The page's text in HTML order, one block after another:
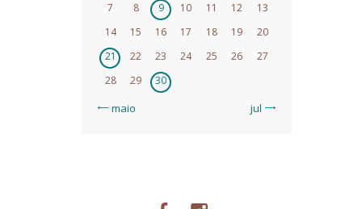
7
8 9 10 11 12
13
14
15 16 17 18 19
20
21
22 23 24 25 26
27
28
29 30
« maio jul »